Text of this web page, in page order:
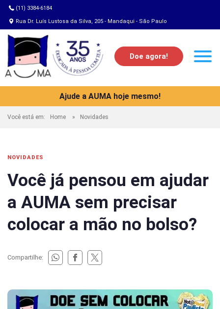
(11) 3384-6184
Rua Dr. Luís Lustosa da Silva, 205 - Mandaqui - São Paulo
Doe agora!
Ajude a AUMA hoje mesmo!
Você está em: Home Novidades
NOVIDADES
Você já pensou em ajudar
a AUMA sem precisar
colocar a mão no bolso?
Compartilhe: